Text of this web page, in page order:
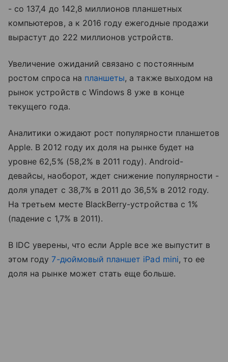
- со 137,4 до 142,8 миллионов планшетных
компьютеров, а к 2016 году ежегодные продажи
вырастут до 222 миллионов устройств.
Увеличение ожиданий связано с постоянным
ростом спроса на планшеты, а также выходом на
рынок устройств с Windows 8 уже в конце
текущего года.
Аналитики ожидают рост популярности планшетов
Apple. В 2012 году их доля на рынке будет на
уровне 62,5% (58,2% в 2011 году). Android-
девайсы, наоборот, ждет снижение популярности -
доля упадет с 38,7% в 2011 до 36,5% в 2012 году.
На третьем месте BlackBerry-устройства с 1%
(падение с 1,7% в 2011).
В IDC уверены, что если Apple все же выпустит в
этом году 7-дюймовый планшет iPad mini, то ее
доля на рынке может стать еще больше.